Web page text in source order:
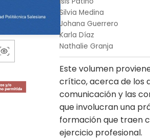
Silvia Medina
Johana Guerrero
Karla Díaz
Nathalie Granja
Este volumen
crítico, acerca de los
comunicación y las
que involucran una
formación que traen
ejercicio profesional.